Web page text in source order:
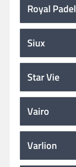
Royal Padel
Siux
Star Vie
Vairo
Varlion